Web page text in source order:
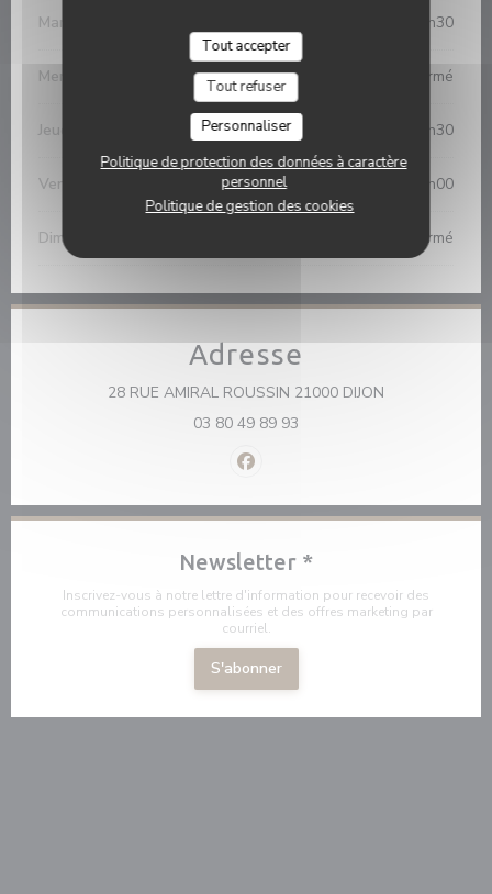
Tout accepter
Tout refuser
Personnaliser
Politique de protection des données à caractère
personnel
Politique de gestion des cookies
Mardi 19h00 - 21h30
Mercredi Fermé
Jeudi 12h00 - 14h00 19h00 - 21h30
Ven 12h00 - 14h00 19h00 - 22h00
Dimanche Fermé
Adresse
28 RUE AMIRAL ROUSSIN 21000 DIJON
03 80 49 89 93
Facebook ((ouvre une nouvelle
Newsletter *
Inscrivez-vous à notre lettre d'information pour recevoir des
communications personnalisées et des offres marketing par
courriel.
S'abonner